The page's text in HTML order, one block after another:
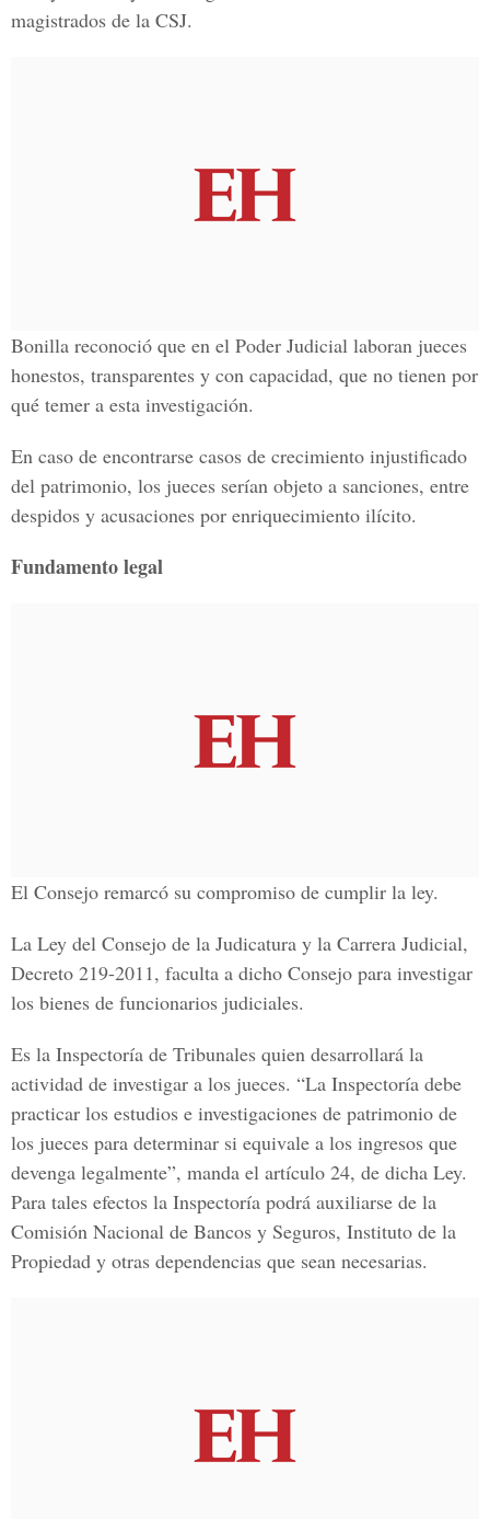
magistrados de la CSJ.
Bonilla reconoció que en el Poder Judicial laboran jueces
honestos, transparentes y con capacidad, que no tienen por
qué temer a esta investigación.
En caso de encontrarse casos de crecimiento injustificado
del patrimonio, los jueces serían objeto a sanciones, entre
despidos y acusaciones por enriquecimiento ilícito.
Fundamento legal
El Consejo remarcó su compromiso de cumplir la ley.
La Ley del Consejo de la Judicatura y la Carrera Judicial,
Decreto 219-2011, faculta a dicho Consejo para investigar
los bienes de funcionarios judiciales.
Es la Inspectoría de Tribunales quien desarrollará la
actividad de investigar a los jueces. “La Inspectoría debe
practicar los estudios e investigaciones de patrimonio de
los jueces para determinar si equivale a los ingresos que
devenga legalmente”, manda el artículo 24, de dicha Ley.
Para tales efectos la Inspectoría podrá auxiliarse de la
Comisión Nacional de Bancos y Seguros, Instituto de la
Propiedad y otras dependencias que sean necesarias.